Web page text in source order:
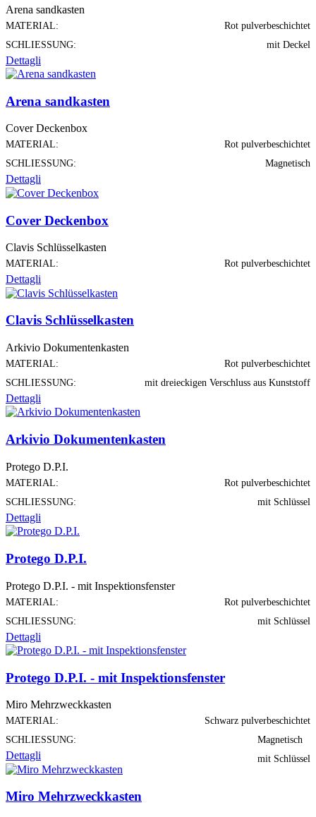
Arena sandkasten
MATERIAL:
Rot pulverbeschichtet
SCHLIESSUNG:
mit Deckel
Dettagli
Arena sandkasten
Cover Deckenbox
MATERIAL:
Rot pulverbeschichtet
SCHLIESSUNG:
Magnetisch
Dettagli
Cover Deckenbox
Clavis Schlüsselkasten
MATERIAL: Rot pulverbeschichtet
Dettagli
Clavis Schlüsselkasten
Arkivio Dokumentenkasten
MATERIAL:
Rot pulverbeschichtet
SCHLIESSUNG:
mit dreieckigen Verschluss aus Kunststoff
Dettagli
Arkivio Dokumentenkasten
Protego D.P.I.
MATERIAL:
Rot pulverbeschichtet
SCHLIESSUNG:
mit Schlüssel
Dettagli
Protego D.P.I.
Protego D.P.I. - mit Inspektionsfenster
MATERIAL:
Rot pulverbeschichtet
SCHLIESSUNG:
mit Schlüssel
Dettagli
Protego D.P.I. - mit Inspektionsfenster
Miro Mehrzweckkasten
MATERIAL:
Schwarz pulverbeschichtet
SCHLIESSUNG:
Magnetisch
mit Schlüssel
Dettagli
Miro Mehrzweckkasten